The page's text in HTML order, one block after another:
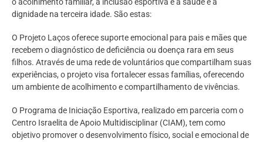
dignidade na terceira idade. São estas:
O Projeto Laços oferece suporte emocional para pais e mães que
recebem o diagnóstico de deficiência ou doença rara em seus
filhos. Através de uma rede de voluntários que compartilham suas
experiências, o projeto visa fortalecer essas famílias, oferecendo
um ambiente de acolhimento e compartilhamento de vivências.
O Programa de Iniciação Esportiva, realizado em parceria com o
Centro Israelita de Apoio Multidisciplinar (CIAM), tem como
objetivo promover o desenvolvimento físico, social e emocional de